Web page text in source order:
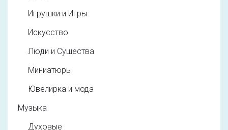
Игрушки и Игры
Искусство
Люди и Существа
Миниатюры
Ювелирка и мода
Музыка
Духовые